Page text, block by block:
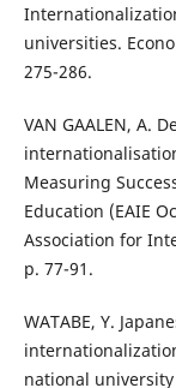
universities.
275-286.
VAN GAALEN, A.
Measuring
Education (EAIE
Association for
p. 77-91.
WATABE, Y.
national